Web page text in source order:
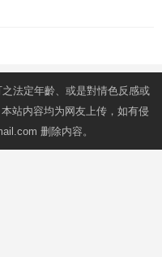
法定年齡、或是對情色反感或
站内容均为网友上传，如有侵
删除内容。